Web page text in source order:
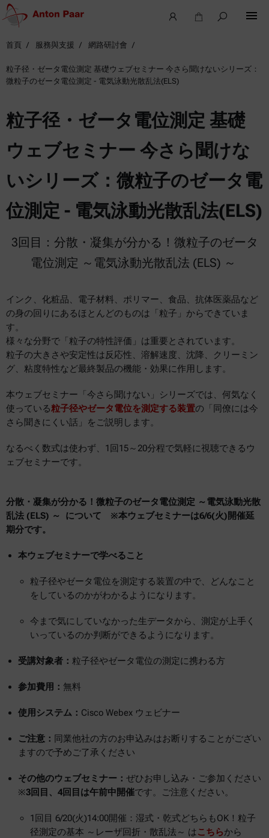
首頁 服務與支援 網路研討會
粒子径・ゼータ電位測定 基礎ウェブセミナー 今さら聞けないシリーズ：
微粒子のゼータ電位測定 - 電気泳動光散乱法(ELS)
粒子径・ゼータ電位測定 基礎
ウェブセミナー 今さら聞けな
いシリーズ：微粒子のゼータ電
位測定 - 電気泳動光散乱法(ELS)
3回目：分散・凝集が分かる！微粒子のゼータ
電位測定 ～電気泳動光散乱法 (ELS) ～
インク、化粧品、電子材料、ポリマー、食品、抗体医薬品など
の身の回りにあるほとんどのものは「粒子」からできていま
す。
様々な分野で「粒子の特性評価」は重要とされています。
粒子の大きさや安定性は反応性、溶解速度、沈降、クリーミン
グ、粘度特性など最終製品の機能・効果に作用します。
本ウェブセミナー「今さら聞けない」シリーズでは、何気なく
使っている粒子径やゼータ電位を測定する装置の「同僚には今
さら聞きにくい話」をご説明します。
なるべく数式は使わず、1回15～20分程で気軽に視聴できるウ
ェブセミナーです。
分散・凝集が分かる！微粒子のゼータ電位測定 ～電気泳動光散
乱法 (ELS) ～ について ※本ウェブセミナーは6/6(火)開催延
期分です。
本ウェブセミナーで学べること
粒子径やゼータ電位を測定する装置の中で、どんなこと
をしているのかがわかるようになります。
今まで気にしていなかった生データから、測定が上手く
いっているのか判断ができるようになります。
受講対象者： 粒子径やゼータ電位の測定に携わる方
参加費用： 無料
使用システム： Cisco Webex ウェビナー
ご注意： 同業他社の方のお申込みはお断りすることがござい
ますので予めご了承ください
その他のウェブセミナー： ぜひお申し込み・ご参加ください
※3回目、4回目は午前中開催です。ご注意ください。
1回目 6/20(火)14:00開催：湿式・乾式どちらもOK！粒子
径測定の基本 ～レーザ回折・散乱法～ はこちらから